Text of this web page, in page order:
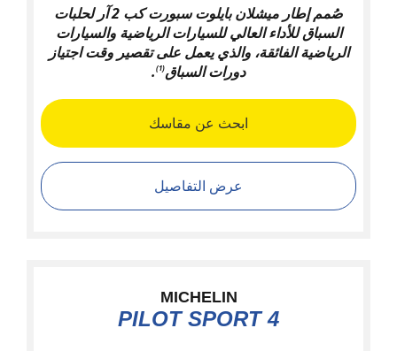
صُمم إطار ميشلان بايلوت سبورت كب 2 آر لحلبات
السباق للأداء العالي للسيارات الرياضية والسيارات
الرياضية الفائقة، والذي يعمل على تقصير وقت اجتياز
دورات السباق(1)
.
ابحث عن مقاسك
عرض التفاصيل
MICHELIN
PILOT SPORT 4